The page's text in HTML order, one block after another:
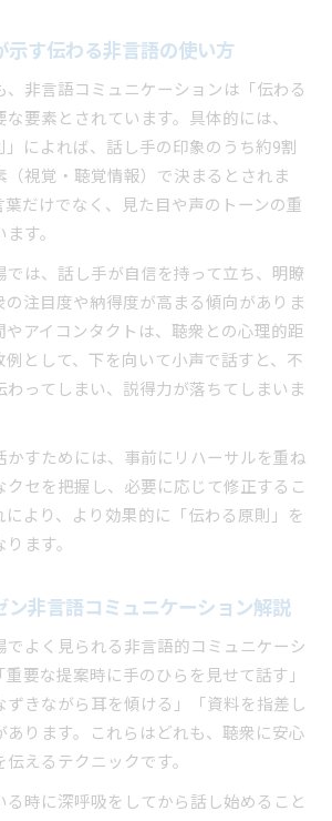
示す伝わる非言語の使い方
、非言語コミュニケーションは「伝わる
要素とされています。具体的には、
」によれば、話し手の印象のうち約9割
（視覚・聴覚情報）で決まるとされま
葉だけでなく、見た目や声のトーンの重
す。
では、話し手が自信を持って立ち、明瞭
の注目度や納得度が高まる傾向がありま
やアイコンタクトは、聴衆との心理的距
例として、下を向いて小声で話すと、不
わってしまい、説得力が落ちてしまいま
かすためには、事前にリハーサルを重ね
クセを把握し、必要に応じて修正するこ
により、より効果的に「伝わる原則」を
ます。
ン非言語コミュニケーション解説
でよく見られる非言語的コミュニケーシ
重要な提案時に手のひらを見せて話す」
ずきながら耳を傾ける」「資料を指差し
あります。これらはどれも、聴衆に安心
えるテクニックです。
る時に深呼吸をしてから話し始めること